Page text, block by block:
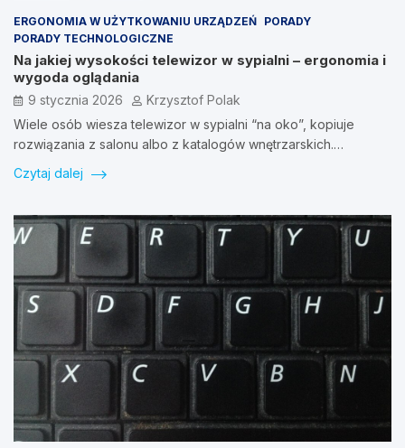
ERGONOMIA W UŻYTKOWANIU URZĄDZEŃ PORADY
PORADY TECHNOLOGICZNE
Na jakiej wysokości telewizor w sypialni – ergonomia i
wygoda oglądania
9 stycznia 2026
Krzysztof Polak
Wiele osób wiesza telewizor w sypialni “na oko”, kopiuje
rozwiązania z salonu albo z katalogów wnętrzarskich.…
Czytaj dalej